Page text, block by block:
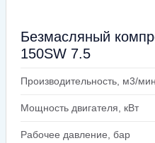
Безмасляный
150SW 7.5
Производительность, м3/мин
Мощность двигателя, кВт
Рабочее давление, бар